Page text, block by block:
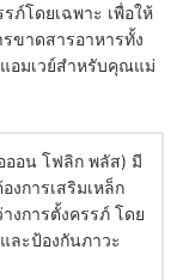
ภ์โดยเฉพาะ เพื่อให้
ขาดสารอาหารทั้ง
อมเวย์สำหรับคุณแม่
ออน โฟลิก พลัส) มี
การเสริมเหล็ก
งการตั้งครรภ์ โดย
ละป้องกันภาวะ